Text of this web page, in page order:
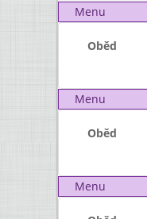
Menu
Oběd
Menu
Oběd
Menu